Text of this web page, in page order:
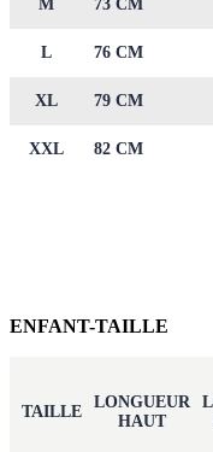
M 73 CM
L 76 CM
XL 79 CM
XXL 82 CM
ENFANT-TAILLE
TAILLE
LONGUEUR
HAUT